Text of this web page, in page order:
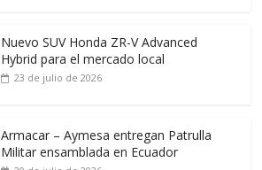
Nuevo SUV Honda ZR-V Advanced
Hybrid para el mercado local
23 de julio de 2026
Armacar – Aymesa entregan Patrulla
Militar ensamblada en Ecuador